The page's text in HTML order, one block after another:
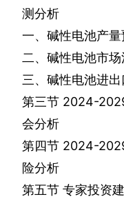
测分析
一、碱性电池产
二、碱性电池市
三、碱性电池进
第三节 2024-
会分析
第四节 2024-
险分析
第五节 专家投资